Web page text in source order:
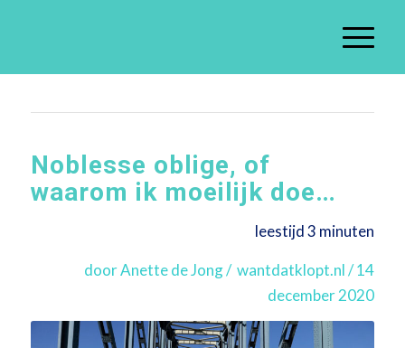
Noblesse oblige, of
waarom ik moeilijk doe…
leestijd 3 minuten
door Anette de Jong / wantdatklopt.nl / 14
december 2020